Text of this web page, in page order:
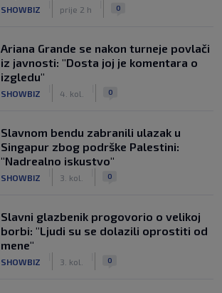
SHOWBIZ prije 2 h 0
Ariana Grande se nakon turneje povlači
iz javnosti: "Dosta joj je komentara o
izgledu"
SHOWBIZ 4. kol. 0
Slavnom bendu zabranili ulazak u
Singapur zbog podrške Palestini:
"Nadrealno iskustvo"
SHOWBIZ 3. kol. 0
Slavni glazbenik progovorio o velikoj
borbi: "Ljudi su se dolazili oprostiti od
mene"
SHOWBIZ 3. kol. 0